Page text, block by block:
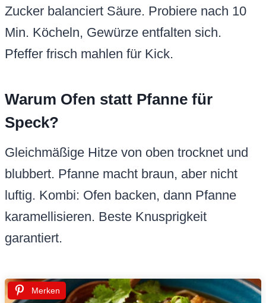
Zucker balanciert Säure. Probiere nach 10
Min. Köcheln, Gewürze entfalten sich.
Pfeffer frisch mahlen für Kick.
Warum Ofen statt Pfanne für
Speck?
Gleichmäßige Hitze von oben trocknet und
blubbert. Pfanne macht braun, aber nicht
luftig. Kombi: Ofen backen, dann Pfanne
karamellisieren. Beste Knusprigkeit
garantiert.
Merken